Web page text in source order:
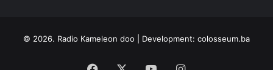
© 2026. Radio Kameleon doo | Development: colosseum.ba